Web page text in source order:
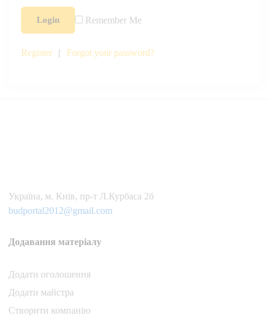
Login Remember Me
Register | Forgot your password?
Українa, м. Київ, пр-т Л.Курбаса 2б
budportal2012@gmail.com
Додавання матеріалу
Додати oголошення
Додати майстра
Створити компанiю